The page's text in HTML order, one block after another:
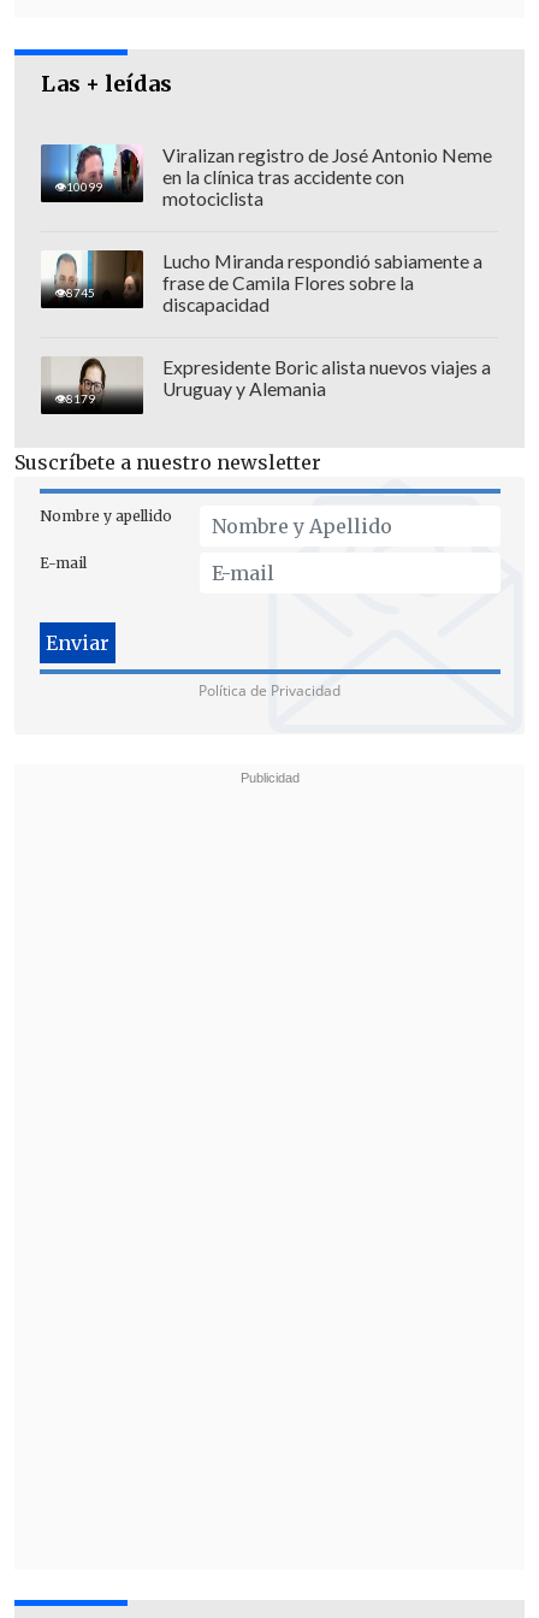
Las + leídas
10099
Viralizan registro de José Antonio Neme
en la clínica tras accidente con
motociclista
8745
Lucho Miranda respondió sabiamente a
frase de Camila Flores sobre la
discapacidad
8179
Expresidente Boric alista nuevos viajes a
Uruguay y Alemania
Suscríbete a nuestro newsletter
Nombre y apellido
E-mail
Política de Privacidad